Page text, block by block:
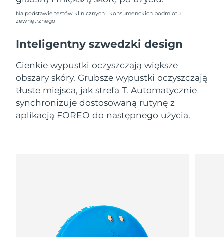
Na podstawie testów klinicznych i konsumenckich podmiotu
zewnętrznego
Inteligentny szwedzki design
Cienkie wypustki oczyszczają większe
obszary skóry. Grubsze wypustki oczyszczają
tłuste miejsca, jak strefa T. Automatycznie
synchronizuje dostosowaną rutynę z
aplikacją FOREO do następnego użycia.
Słowacja
Oczekiwany czas dostawy
09/08/2026
Słowenia
09/08/2026
Republika
Południowej Afryki
Oczekiwany czas dostawy
17/08/2026
Korea Południowa
Oczekiwany czas dostawy
11/08/2026
Oczekiwany czas dostawy